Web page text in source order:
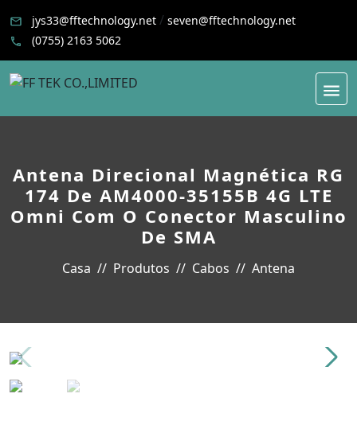
jys33@fftechnology.net / seven@fftechnology.net
(0755) 2163 5062
Antena Direcional Magnética RG
174 De AM4000-35155B 4G LTE
Omni Com O Conector Masculino
De SMA
Casa Produtos Cabos Antena